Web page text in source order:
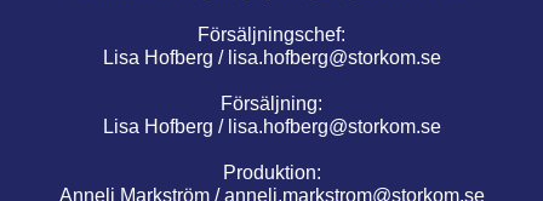
Försäljningschef:
Lisa Hofberg / lisa.hofberg@storkom.se
Försäljning:
Lisa Hofberg / lisa.hofberg@storkom.se
Produktion:
Anneli Markström /anneli.markstrom@storkom.se